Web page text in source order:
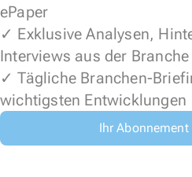
ePaper
✓ Exklusive Analysen,
Interviews aus der Branche
✓ Tägliche Branchen-
wichtigsten Entwicklungen
Ihr